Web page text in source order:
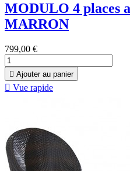
MODULO 4 places
MARRON
799,00 €
 Ajouter au panier
 Vue rapide